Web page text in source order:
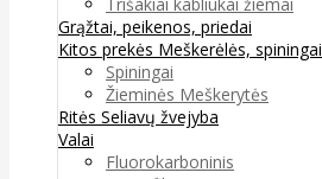
Grąžtai, peikenos, priedai
Kitos prekės Meškerėlės, spiningai
Spiningai
Žieminės Meškerytės
Ritės Seliavų žvejyba
Valai
Fluorokarboninis